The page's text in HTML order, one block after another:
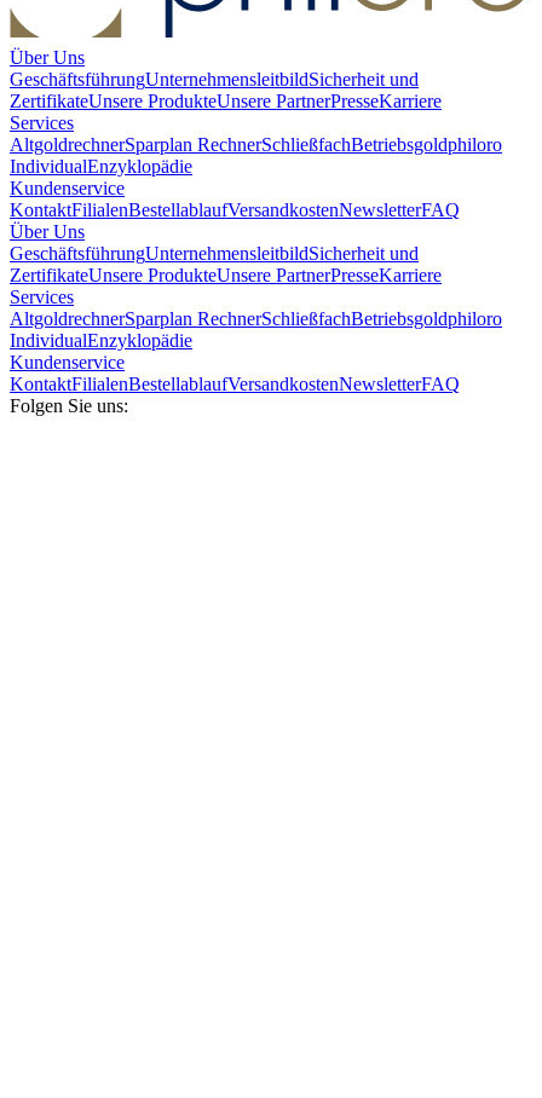
Über Uns
GeschäftsführungUnternehmensleitbildSicherheit und
ZertifikateUnsere ProdukteUnsere PartnerPresseKarriere
Services
AltgoldrechnerSparplan RechnerSchließfachBetriebsgoldphiloro
IndividualEnzyklopädie
Kundenservice
KontaktFilialenBestellablaufVersandkostenNewsletterFAQ
Über Uns
GeschäftsführungUnternehmensleitbildSicherheit und
ZertifikateUnsere ProdukteUnsere PartnerPresseKarriere
Services
AltgoldrechnerSparplan RechnerSchließfachBetriebsgoldphiloro
IndividualEnzyklopädie
Kundenservice
KontaktFilialenBestellablaufVersandkostenNewsletterFAQ
Folgen Sie uns: